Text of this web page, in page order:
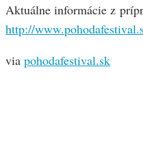
Aktuálne informácie z
http://
via pohodafestival.sk